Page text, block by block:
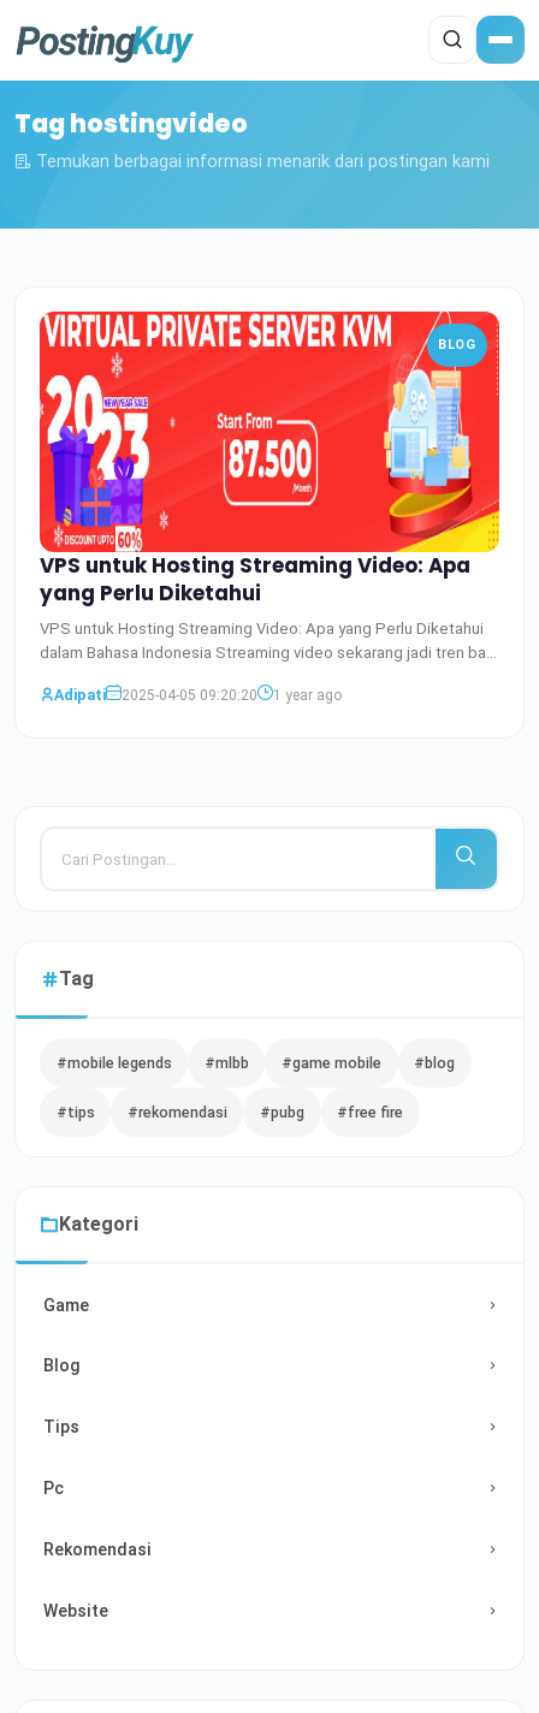
Tag hostingvideo
Temukan berbagai informasi menarik dari postingan kami
BLOG
VPS untuk Hosting Streaming Video: Apa
yang Perlu Diketahui
VPS untuk Hosting Streaming Video: Apa yang Perlu Diketahui
dalam Bahasa Indonesia Streaming video sekarang jadi tren ba
Adipati
2025-04-05 09:20:20 1 year ago
Tag
#mobile legends #mlbb #game mobile #blog
#tips #rekomendasi #pubg #free fire
Kategori
Game
Blog
Tips
Pc
Rekomendasi
Website